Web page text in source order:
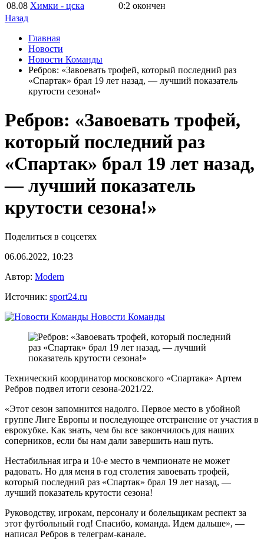
08.08 Химки - цска 0:2 окончен
Назад
Главная
Новости
Новости Команды
Ребров: «Завоевать трофей, который последний раз
«Спартак» брал 19 лет назад, — лучший показатель
крутости сезона!»
Ребров: «Завоевать трофей,
который последний раз
«Спартак» брал 19 лет назад,
— лучший показатель
крутости сезона!»
Поделиться в соцсетях
06.06.2022, 10:23
Автор: Modern
Источник: sport24.ru
Новости Команды
Технический координатор московского «Спартака» Артем
Ребров подвел итоги сезона-2021/22.
«Этот сезон запомнится надолго. Первое место в убойной
группе Лиге Европы и последующее отстранение от участия в
еврокубке. Как знать, чем бы все закончилось для наших
соперников, если бы нам дали завершить наш путь.
Нестабильная игра и 10-е место в чемпионате не может
радовать. Но для меня в год столетия завоевать трофей,
который последний раз «Спартак» брал 19 лет назад, —
лучший показатель крутости сезона!
Руководству, игрокам, персоналу и болельщикам респект за
этот футбольный год! Спасибо, команда. Идем дальше», —
написал Ребров в телеграм-канале.